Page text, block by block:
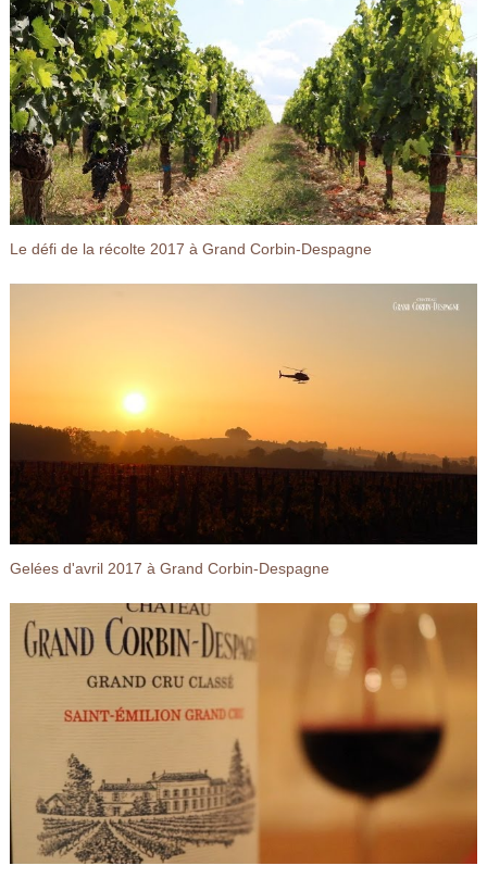
Le défi de la récolte 2017 à Grand Corbin-Despagne
Gelées d'avril 2017 à Grand Corbin-Despagne